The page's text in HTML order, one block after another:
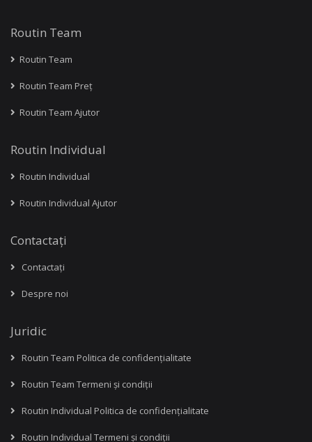
Routin Team
Routin Team
Routin Team Preț
Routin Team Ajutor
Routin Individual
Routin Individual
Routin Individual Ajutor
Contactați
Contactați
Despre noi
Juridic
Routin Team Politica de confidențialitate
Routin Team Termeni și condiții
Routin Individual Politica de confidențialitate
Routin Individual Termeni și condiții